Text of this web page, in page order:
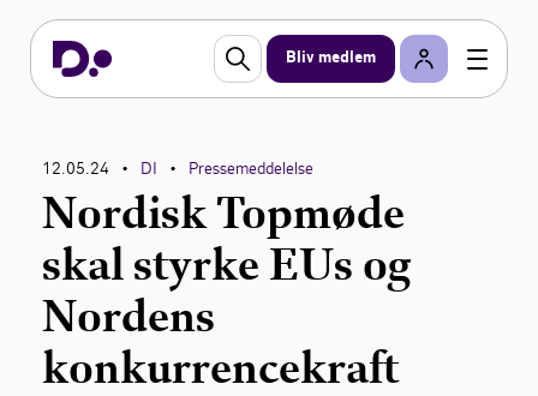
Bliv medlem
12.05.24 • DI • Pressemeddelelse
Nordisk Topmøde
skal styrke EUs og
Nordens
konkurrencekraft